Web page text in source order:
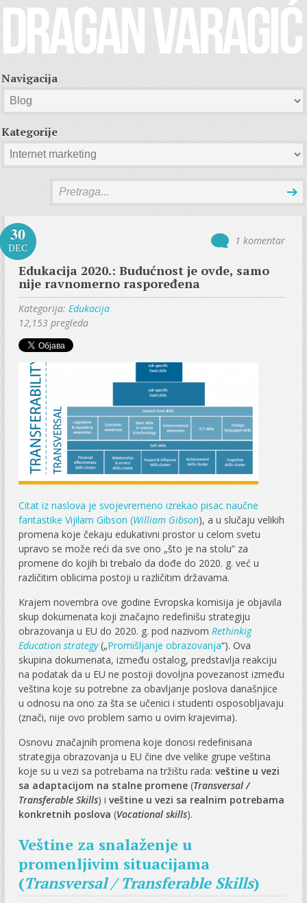
Navigacija
Kategorije
30
DEC
1 komentar
Edukacija 2020.: Budućnost je ovde, samo
nije ravnomerno raspoređena
Kategorija: Edukacija
12,153 pregleda
Citat iz naslova je svojevremeno izrekao pisac naučne
fantastike Vijilam Gibson (William Gibson), a u slučaju velikih
promena koje čekaju edukativni prostor u celom svetu
upravo se može reći da sve ono „što je na stolu” za
promene do kojih bi trebalo da dođe do 2020. g. već u
različitim oblicima postoji u različitim državama.
Krajem novembra ove godine Evropska komisija je objavila
skup dokumenata koji značajno redefinišu strategiju
obrazovanja u EU do 2020. g. pod nazivom Rethinkig
Education strategy(„Promišljanje obrazovanja“). Ova
skupina dokumenata, između ostalog, predstavlja reakciju
na podatak da u EU ne postoji dovoljna povezanost između
veština koje su potrebne za obavljanje poslova današnjice
u odnosu na ono za šta se učenici i studenti osposobljavaju
(znači, nije ovo problem samo u ovim krajevima).
Osnovu značajnih promena koje donosi redefinisana
strategija obrazovanja u EU čine dve velike grupe veština
koje su u vezi sa potrebama na tržištu rada:veštine u vezi
sa adaptacijom na stalne promene (Transversal /
Transferable Skills) iveštine u vezi sa realnim potrebama
konkretnih poslova (Vocational skills).
Veštine za snalaženje u
promenljivim situacijama
(Transversal / Transferable Skills)